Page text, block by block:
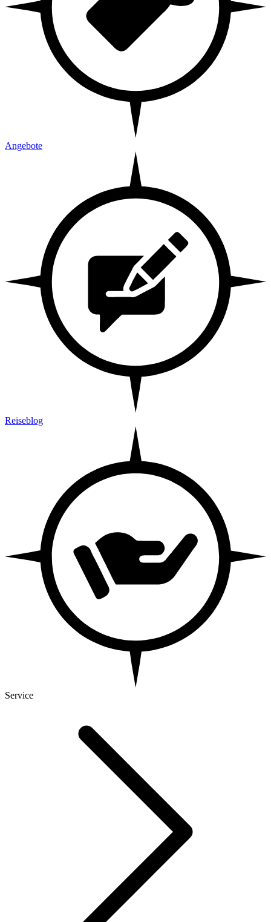
Angebote
Reiseblog
Service